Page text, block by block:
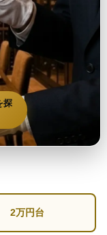
探
2万円台